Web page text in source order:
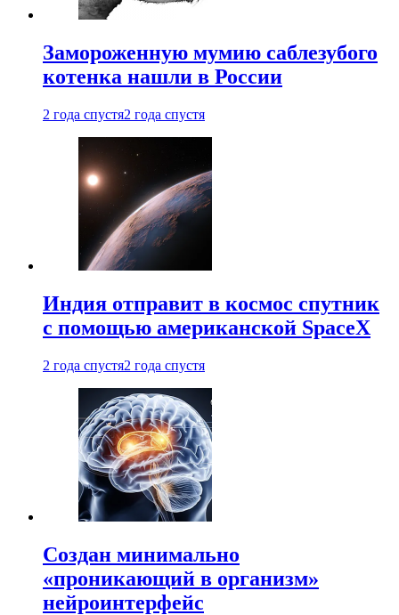
Замороженную мумию саблезубого
котенка нашли в России
2 года спустя2 года спустя
Индия отправит в космос спутник
с помощью американской SpaceX
2 года спустя2 года спустя
Создан минимально
«проникающий в организм»
нейроинтерфейс